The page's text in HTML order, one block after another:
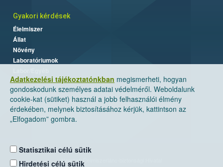
Adatkezelési tájékoztatónkban megismerheti, hogyan
gondoskodunk személyes adatai védelméről. Weboldalunk
cookie-kat (sütiket) használ a jobb felhasználói élmény
érdekében, melynek biztosításához kérjük, kattintson az
„Elfogadom” gombra.
Statisztikai célú sütik
Hirdetési célú sütik
Gyakori kérdések
Élelmiszer
Állat
Növény
Laboratóriumok
Nemzeti Élelmiszerlánc-biztonsági Hivatal